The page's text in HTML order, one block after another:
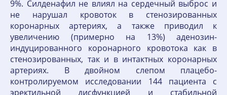
9%. Силденафил не влиял на сердечный выброс и
не нарушал кровоток в стенозированных
коронарных артериях, а также приводил к
увеличению (примерно на 13%) аденозин-
индуцированного коронарного кровотока как в
стенозированных, так и в интактных коронарных
артериях. В двойном слепом плацебо-
контролируемом исследовании 144 пациента с
эректильной дисфункцией и стабильной